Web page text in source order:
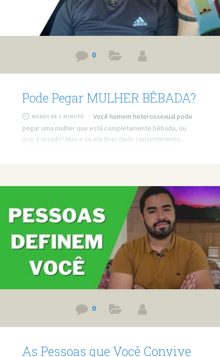
0
Pode Pegar MULHER BÊBADA?
MENOS DE 1 MINUTO
Você homem heterossexual pode
pegar uma mulher que está completamente bêbada, ou
isso é errado? Mas e se ela tiver dado consentimento,
0
As Pessoas que Você Convive